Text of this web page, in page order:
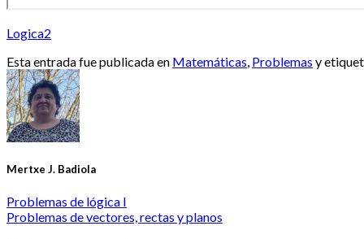
Logica2
Esta entrada fue publicada en Matemáticas, Problemas y
Mertxe J. Badiola
Problemas de lógica I
Problemas de vectores, rectas y planos